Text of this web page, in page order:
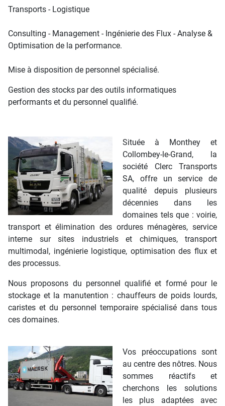
Transports - Logistique
Consulting - Management - Ingénierie des Flux - Analyse &
Optimisation de la performance.
Mise à disposition de personnel spécialisé.
Gestion des stocks par des outils informatiques
performants et du personnel qualifié.
Située à Monthey et
Collombey-le-Grand, la
société Clerc Transports
SA, offre un service de
qualité depuis plusieurs
décennies dans les
domaines tels que : voirie,
transport et élimination des ordures ménagères, service
interne sur sites industriels et chimiques, transport
multimodal, ingénierie logistique, optimisation des flux et
des processus.
Nous proposons du personnel qualifié et formé pour le
stockage et la manutention : chauffeurs de poids lourds,
caristes et du personnel temporaire spécialisé dans tous
ces domaines.
Vos préoccupations sont
au centre des nôtres. Nous
sommes réactifs et
cherchons les solutions
les plus adaptées avec